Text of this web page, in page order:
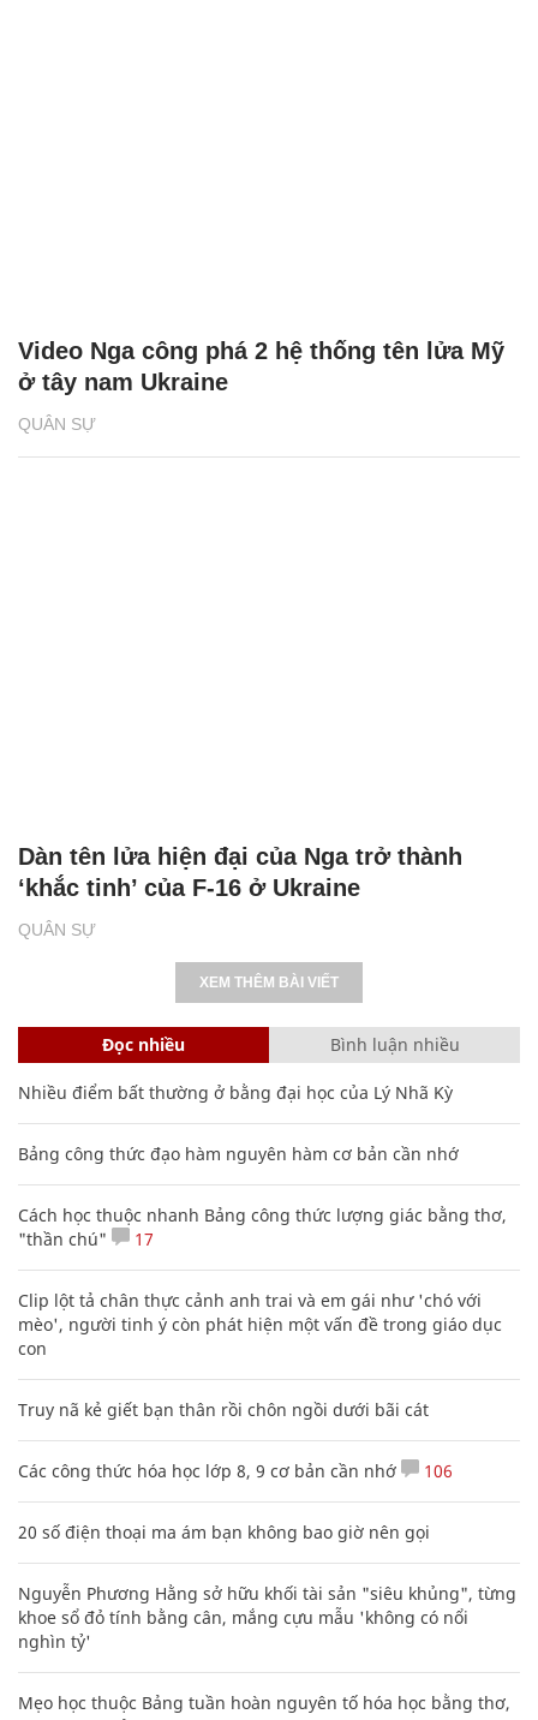
QUÂN SỰ
Video Nga công phá 2 hệ thống tên lửa Mỹ
ở tây nam Ukraine
QUÂN SỰ
Dàn tên lửa hiện đại của Nga trở thành
‘khắc tinh’ của F-16 ở Ukraine
XEM THÊM BÀI VIẾT
Đọc nhiều Bình luận nhiều
Nhiều điểm bất thường ở bằng đại học của Lý Nhã Kỳ
Bảng công thức đạo hàm nguyên hàm cơ bản cần nhớ
Cách học thuộc nhanh Bảng công thức lượng giác bằng thơ,
"thần chú"
17
Clip lột tả chân thực cảnh anh trai và em gái như 'chó với
mèo', người tinh ý còn phát hiện một vấn đề trong giáo dục
con
Truy nã kẻ giết bạn thân rồi chôn ngồi dưới bãi cát
Các công thức hóa học lớp 8, 9 cơ bản cần nhớ 106
20 số điện thoại ma ám bạn không bao giờ nên gọi
Nguyễn Phương Hằng sở hữu khối tài sản "siêu khủng", từng
khoe sổ đỏ tính bằng cân, mắng cựu mẫu 'không có nổi
nghìn tỷ'
Mẹo học thuộc Bảng tuần hoàn nguyên tố hóa học bằng thơ,